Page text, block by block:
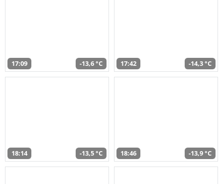
17:09 -13,6 °C 17:42 -14,3 °C
18:14 -13,5 °C 18:46 -13,9 °C